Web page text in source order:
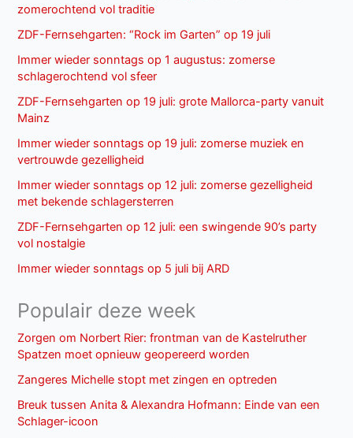
zomerochtend vol traditie
ZDF-Fernsehgarten: “Rock im Garten” op 19 juli
Immer wieder sonntags op 1 augustus: zomerse
schlagerochtend vol sfeer
ZDF-Fernsehgarten op 19 juli: grote Mallorca-party vanuit
Mainz
Immer wieder sonntags op 19 juli: zomerse muziek en
vertrouwde gezelligheid
Immer wieder sonntags op 12 juli: zomerse gezelligheid
met bekende schlagersterren
ZDF-Fernsehgarten op 12 juli: een swingende 90’s party
vol nostalgie
Immer wieder sonntags op 5 juli bij ARD
Populair deze week
Zorgen om Norbert Rier: frontman van de Kastelruther
Spatzen moet opnieuw geopereerd worden
Zangeres Michelle stopt met zingen en optreden
Breuk tussen Anita & Alexandra Hofmann: Einde van een
Schlager-icoon